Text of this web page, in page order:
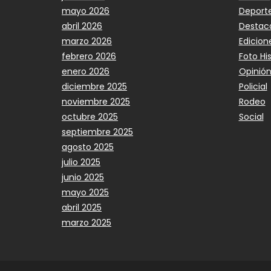
mayo 2026
abril 2026
marzo 2026
febrero 2026
enero 2026
diciembre 2025
noviembre 2025
octubre 2025
septiembre 2025
agosto 2025
julio 2025
junio 2025
mayo 2025
abril 2025
marzo 2025
Foto
Opinión
Policial
Rodeo
Social